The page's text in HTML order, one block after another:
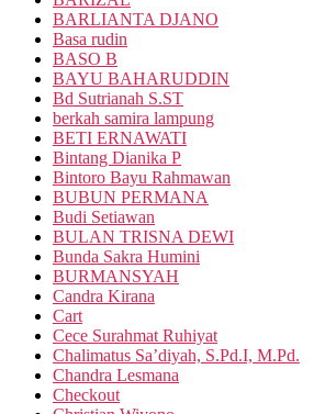
BARLIANTA DJANO
Basa rudin
BASO B
BAYU BAHARUDDIN
Bd Sutrianah S.ST
berkah samira lampung
BETI ERNAWATI
Bintang Dianika P
Bintoro Bayu Rahmawan
BUBUN PERMANA
Budi Setiawan
BULAN TRISNA DEWI
Bunda Sakra Humini
BURMANSYAH
Candra Kirana
Cart
Cece Surahmat Ruhiyat
Chalimatus Sa’diyah, S.Pd.I, M.Pd.
Chandra Lesmana
Checkout